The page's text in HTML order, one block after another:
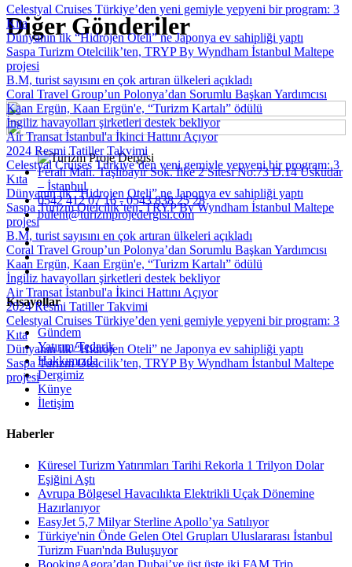
Diğer Gönderiler
Celestyal Cruises Türkiye’den yeni gemiyle yepyeni bir program: 3
Kıta
Dünyanın ilk “Hidrojen Oteli” ne Japonya ev sahipliği yaptı
Saspa Turizm Otelcilik’ten, TRYP By Wyndham İstanbul Maltepe
projesi
B.M, turist sayısını en çok artıran ülkeleri açıkladı
Coral Travel Group’un Polonya’dan Sorumlu Başkan Yardımcısı
Kaan Ergün, Kaan Ergün'e, “Turizm Kartalı” ödülü
İngiliz havayolları şirketleri destek bekliyor
Air Transat İstanbul'a İkinci Hattını Açıyor
2024 Resmi Tatiller Takvimi
Celestyal Cruises Türkiye’den yeni gemiyle yepyeni bir program: 3
Kıta
Dünyanın ilk “Hidrojen Oteli” ne Japonya ev sahipliği yaptı
Saspa Turizm Otelcilik’ten, TRYP By Wyndham İstanbul Maltepe
projesi
B.M, turist sayısını en çok artıran ülkeleri açıkladı
Coral Travel Group’un Polonya’dan Sorumlu Başkan Yardımcısı
Kaan Ergün, Kaan Ergün'e, “Turizm Kartalı” ödülü
İngiliz havayolları şirketleri destek bekliyor
Air Transat İstanbul'a İkinci Hattını Açıyor
2024 Resmi Tatiller Takvimi
Celestyal Cruises Türkiye’den yeni gemiyle yepyeni bir program: 3
Kıta
Dünyanın ilk “Hidrojen Oteli” ne Japonya ev sahipliği yaptı
Saspa Turizm Otelcilik’ten, TRYP By Wyndham İstanbul Maltepe
projesi
Ferah Mah. Taşlıbayır Sok. İlke 2 Sitesi No:73 D.14 Üsküdar
– İstanbul
0542 412 07 16 - 0543 838 25 28
bulent@turizmprojedergisi.com
Kısayollar
Gündem
Yatırım/Tedarik
Hakkımızda
Dergimiz
Künye
İletişim
Haberler
Küresel Turizm Yatırımları Tarihi Rekorla 1 Trilyon Dolar
Eşiğini Aştı
Avrupa Bölgesel Havacılıkta Elektrikli Uçak Dönemine
Hazırlanıyor
EasyJet 5,7 Milyar Sterline Apollo’ya Satılıyor
Türkiye'nin Önde Gelen Otel Grupları Uluslararası İstanbul
Turizm Fuarı'nda Buluşuyor
BookingAgora’dan Dubai’ye üst üste iki FAM Trip